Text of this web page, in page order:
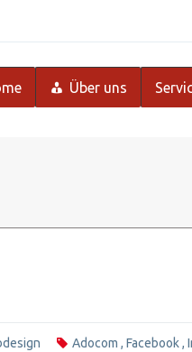
Über uns
Adocom , Facebook,